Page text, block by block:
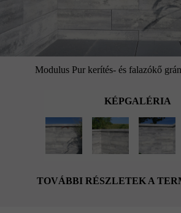
Modulus Pur kerítés- és falazókő
KÉPGALÉRIA
TOVÁBBI RÉSZLETEK A